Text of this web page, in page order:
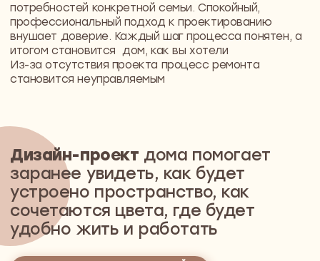
Онлайн или лично
(как вам удобнее)
На консультации вы получите
чёткий план:
Как проходит консультация:
консультация ваш
первый шаг к созданию
идеального
пространства